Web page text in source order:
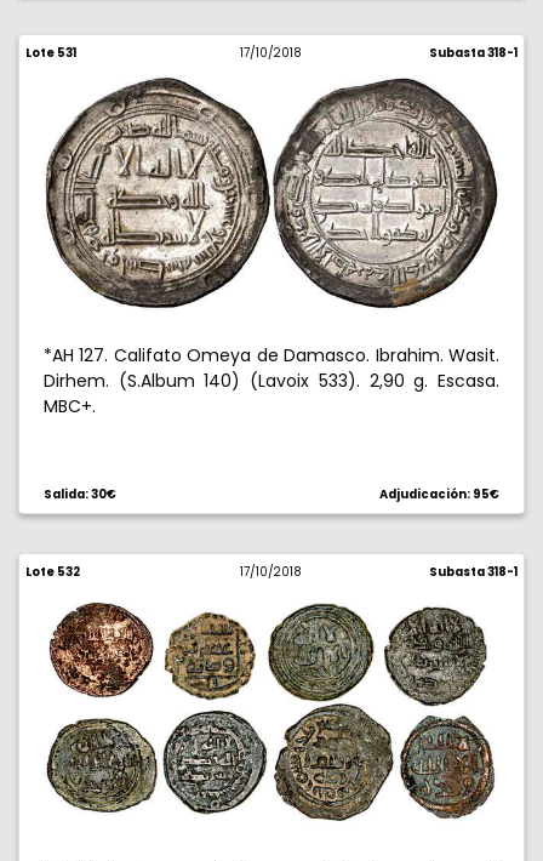
Lote 531 17/10/2018 Subasta 318-1
*AH 127. Califato Omeya de Damasco. Ibrahim. Wasit.
Dirhem. (S.Album 140) (Lavoix 533). 2,90 g. Escasa.
MBC+.
Salida: 30€ Adjudicación: 95€
Lote 532 17/10/2018 Subasta 318-1